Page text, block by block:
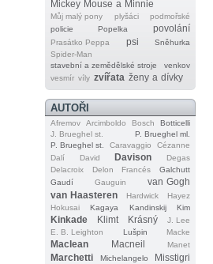
Mickey Mouse a Minnie
Můj malý pony plyšáci
podmořské
policie
Popelka povolání
Prasátko Peppa psi
Sněhurka
Spider‐Man
stavební a zemědělské stroje
venkov
vesmír víly zvířata ženy a dívky
AUTOŘI
Afremov Arcimboldo Bosch
Botticelli
J. Brueghel st.
P. Brueghel ml.
P. Brueghel st.
Caravaggio
Cézanne
Dalí
David Davison
Degas
Delacroix
Delon Francés
Galchutt
Gaudí
Gauguin
van Gogh
van Haasteren
Hardwick
Hayez
Hokusai
Kagaya Kandinskij Kim
Kinkade Klimt Krásný
J. Lee
E. B. Leighton
Lušpin Macke
Maclean Macneil Manet
Marchetti Michelangelo Misstigri